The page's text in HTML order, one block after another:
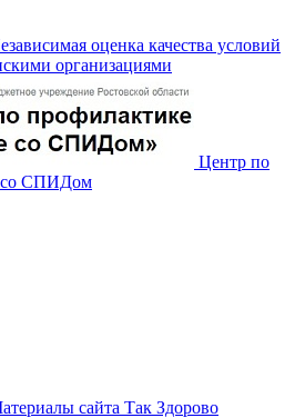
оценка качества условий
организациями
Центр по
со СПИДом
сайта Так Здорово